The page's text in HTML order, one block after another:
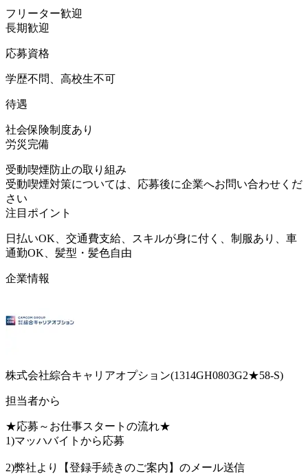
フリーター歓迎
長期歓迎
応募資格
学歴不問、高校生不可
待遇
社会保険制度あり
労災完備
受動喫煙防止の取り組み
受動喫煙対策については、応募後に企業へお問い合わせくだ
さい
注目ポイント
日払いOK、交通費支給、スキルが身に付く、制服あり、車
通勤OK、髪型・髪色自由
企業情報
株式会社綜合キャリアオプション(1314GH0803G2★58-S)
担当者から
★応募～お仕事スタートの流れ★
1)マッハバイトから応募
2)弊社より【登録手続きのご案内】のメール送信